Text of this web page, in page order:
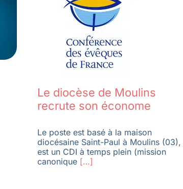
Le diocèse de Moulins
recrute son économe
Le poste est basé à la maison
diocésaine Saint-Paul à Moulins (03),
est un CDI à temps plein (mission
canonique[…]